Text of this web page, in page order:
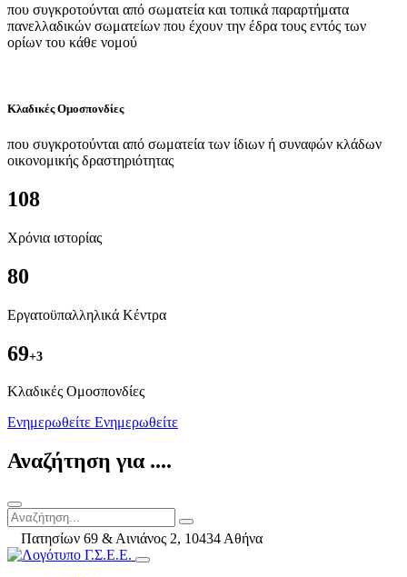
που συγκροτούνται από σωματεία και τοπικά παραρτήματα
πανελλαδικών σωματείων που έχουν την έδρα τους εντός των
ορίων του κάθε νομού
Κλαδικές Ομοσπονδίες
που συγκροτούνται από σωματεία των ίδιων ή συναφών κλάδων
οικονομικής δραστηριότητας
108
Χρόνια ιστορίας
80
Εργατοϋπαλληλικά Κέντρα
69+3
Kλαδικές Ομοσπονδίες
Ενημερωθείτε Ενημερωθείτε
Αναζήτηση για ....
Πατησίων 69 & Αινιάνος 2, 10434 Αθήνα